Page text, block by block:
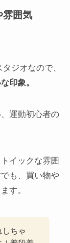
雰囲気
タジオなので、
印象。
運動初心者の
イックな雰囲
も、買い物や
す。
しちゃ